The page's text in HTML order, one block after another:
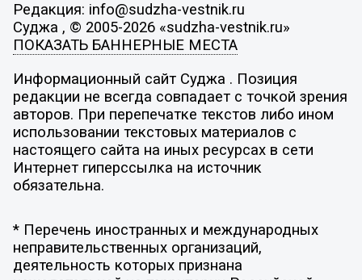
Редакция: info@sudzha-vestnik.ru
Суджа , © 2005-2026 «sudzha-vestnik.ru»
ПОКАЗАТЬ БАННЕРНЫЕ МЕСТА
Информационный сайт Суджа . Позиция
редакции не всегда совпадает с точкой зрения
авторов. При перепечатке текстов либо ином
использовании текстовых материалов с
настоящего сайта на иных ресурсах в сети
Интернет гиперссылка на источник
обязательна.
* Перечень иностранных и международных
неправительственных организаций,
деятельность которых признана